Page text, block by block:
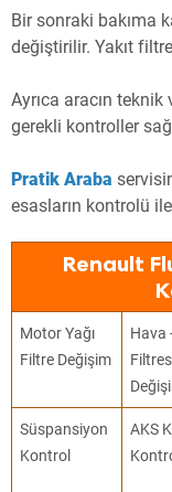
Bir sonraki bakıma
değiştirilir. Yakıt
Ayrıca aracın
gerekli kontroller
Pratik Araba
esasların kontrolü ile
Renault
Motor Yağı
Filtre Değişim
Hava
Süspansiyon
Kontrol
AKS